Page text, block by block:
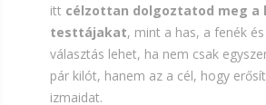
itt célzottan dolgoztatod meg a
testtájakat, mint a has, a fenék
választás lehet, ha nem csak
pár kilót, hanem az a cél, hogy
izmaidat.